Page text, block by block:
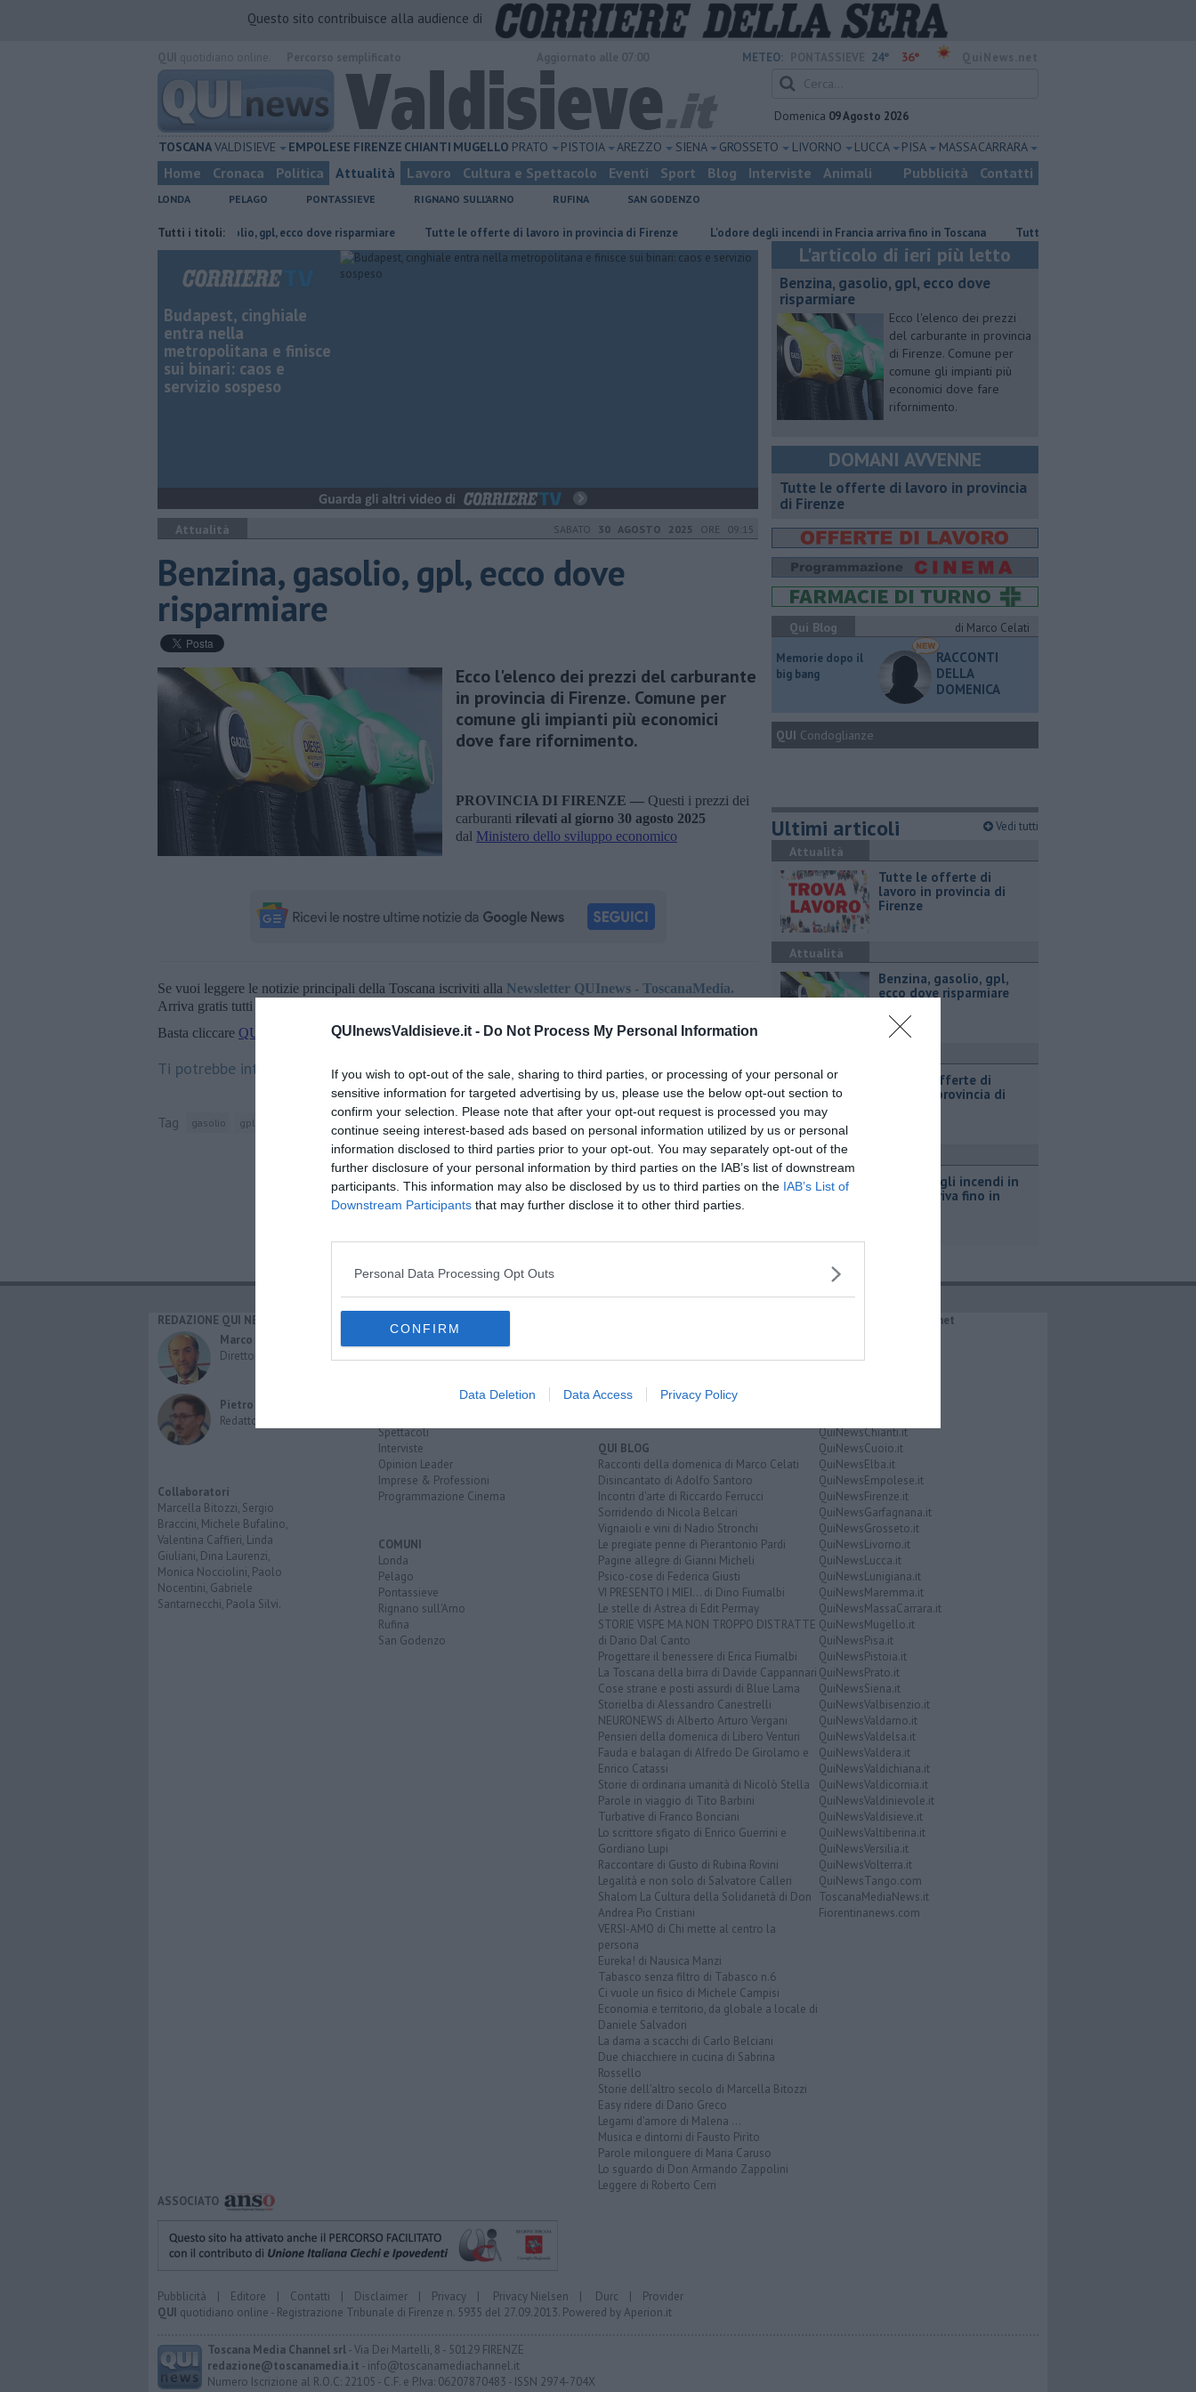
QUInewsValdisieve.it - Do Not Process My Personal Information
If you wish to opt-out of the sale, sharing to third parties, or processing of your personal or
sensitive information for targeted advertising by us, please use the below opt-out section to
confirm your selection. Please note that after your opt-out request is processed you may
continue seeing interest-based ads based on personal information utilized by us or personal
information disclosed to third parties prior to your opt-out. You may separately opt-out of the
further disclosure of your personal information by third parties on the IAB’s list of downstream
participants. This information may also be disclosed by us to third parties on the IAB’s List of
Downstream Participants that may further disclose it to other third parties.
Personal Data Processing Opt Outs
CONFIRM
Data Deletion Data Access Privacy Policy
Questo sito contribuisce alla audience di
METEO: 24° 36°
Domenica 09 Agosto 2026
TOSCANAVALDISIEVE EMPOLESE FIRENZE CHIANTI MUGELLO PRATO PISTOIA AREZZO SIENA GROSSETO LIVORNO LUCCA PISA MASSA CARRARA
Home Cronaca Politica Attualità Lavoro Cultura e Spettacolo Eventi Sport Blog Interviste Animali Pubblicità Contatti
LONDA PELAGO PONTASSIEVE RIGNANO SULL'ARNO RUFINA SAN GODENZO
Tutti i titoli:
​Benzina, gasolio, gpl, ecco dove risparmiare ​Tutte le offerte di lavoro in provincia di Firenze L'odore degli incendi in Francia arriva fino in Toscana ​Tutte le offerte di lavoro in provincia di
Budapest, cinghiale
entra nella
metropolitana e finisce
sui binari: caos e
servizio sospeso
Attualità SABATO 30 AGOSTO 2025 ORE 09:15
Benzina, gasolio, gpl, ecco dove
risparmiare
Ecco l'elenco dei prezzi del carburante
in provincia di Firenze. Comune per
comune gli impianti più economici
dove fare rifornimento.
PROVINCIA DI FIRENZE — Questi i prezzi dei
carburanti rilevati al giorno 30 agosto 2025
dal Ministero dello sviluppo economico
Se vuoi leggere le notizie principali della Toscana iscriviti alla Newsletter QUInews - ToscanaMedia.
Arriva gratis tutti i giorni alle 20:00 direttamente nella tua casella di posta.
Basta cliccare QUI
Ti potrebbe interessare anche:
Tag gasolio gpl città metropolitana di firenze ministero dello sviluppo economico
L'articolo di ieri più letto
​Benzina, gasolio, gpl, ecco dove
risparmiare
Ecco l'elenco dei prezzi
del carburante in provincia
di Firenze. Comune per
comune gli impianti più
economici dove fare
rifornimento.
DOMANI AVVENNE
​Tutte le offerte di lavoro in provincia
di Firenze
Qui Blog
di Marco Celati
Memorie dopo il
big bang
RACCONTI
DELLA
DOMENICA
QUI Condoglianze
Ultimi articoli Vedi tutti
Attualità
​Tutte le offerte di
lavoro in provincia di
Firenze
Attualità
​Benzina, gasolio, gpl,
ecco dove risparmiare
​Tutte le offerte di
lavoro in provincia di
Attualità
L'odore degli incendi in
Francia arriva fino in
REDAZIONE QUI NEWS
Marco Migli
Direttore Responsabile
Pietro Mattonai
Redattore
Collaboratori
Marcella Bitozzi, Sergio
Braccini, Michele Bufalino,
Valentina Caffieri, Linda
Giuliani, Dina Laurenzi,
Monica Nocciolini, Paolo
Nocentini, Gabriele
Santarnecchi, Paola Silvi.
Cronaca
Politica
Spettacoli
Interviste
Opinion Leader
Imprese & Professioni
Programmazione Cinema
COMUNI
Londa
Pelago
Pontassieve
Rignano sull'Arno
Rufina
San Godenzo
Archivio Notizie
Persone
QUI BLOG
Racconti della domenica di Marco Celati
Disincantato di Adolfo Santoro
Incontri d'arte di Riccardo Ferrucci
Sorridendo di Nicola Belcari
Vignaioli e vini di Nadio Stronchi
Le pregiate penne di Pierantonio Pardi
Pagine allegre di Gianni Micheli
Psico-cose di Federica Giusti
VI PRESENTO I MIEI... di Dino Fiumalbi
Le stelle di Astrea di Edit Permay
STORIE VISPE MA NON TROPPO DISTRATTE
di Dario Dal Canto
Progettare il benessere di Erica Fiumalbi
La Toscana della birra di Davide Cappannari
Cose strane e posti assurdi di Blue Lama
Storielba di Alessandro Canestrelli
NEURONEWS di Alberto Arturo Vergani
Pensieri della domenica di Libero Venturi
Fauda e balagan di Alfredo De Girolamo e
Enrico Catassi
Storie di ordinaria umanità di Nicolò Stella
Parole in viaggio di Tito Barbini
Turbative di Franco Bonciani
Lo scrittore sfigato di Enrico Guerrini e
Gordiano Lupi
Raccontare di Gusto di Rubina Rovini
Legalità e non solo di Salvatore Calleri
Shalom La Cultura della Solidarietà di Don
Andrea Pio Cristiani
VERSI-AMO di Chi mette al centro la
persona
Eureka! di Nausica Manzi
Tabasco senza filtro di Tabasco n.6
Ci vuole un fisico di Michele Campisi
Economia e territorio, da globale a locale di
Daniele Salvadori
La dama a scacchi di Carlo Belciani
Due chiacchiere in cucina di Sabrina
Rossello
Storie dell'altro secolo di Marcella Bitozzi
Easy ridere di Dario Greco
Legami d'amore di Malena ...
Musica e dintorni di Fausto Pirìto
Parole milonguere di Maria Caruso
Lo sguardo di Don Armando Zappolini
Leggere di Roberto Cerri
IL NETWORK QuiNews.net
QuiNewsChianti.it
QuiNewsCuoio.it
QuiNewsElba.it
QuiNewsEmpolese.it
QuiNewsFirenze.it
QuiNewsGarfagnana.it
QuiNewsGrosseto.it
QuiNewsLivorno.it
QuiNewsLucca.it
QuiNewsLunigiana.it
QuiNewsMaremma.it
QuiNewsMassaCarrara.it
QuiNewsMugello.it
QuiNewsPisa.it
QuiNewsPistoia.it
QuiNewsPrato.it
QuiNewsSiena.it
QuiNewsValbisenzio.it
QuiNewsValdarno.it
QuiNewsValdelsa.it
QuiNewsValdera.it
QuiNewsValdichiana.it
QuiNewsValdicornia.it
QuiNewsValdinievole.it
QuiNewsValdisieve.it
QuiNewsValtiberina.it
QuiNewsVersilia.it
QuiNewsVolterra.it
QuiNewsTango.com
ToscanaMediaNews.it
Fiorentinanews.com
ASSOCIATO
Pubblicità | Editore | Contatti | Disclaimer | Privacy | Privacy Nielsen | Durc | Provider
QUI quotidiano online - Registrazione Tribunale di Firenze n. 5935 del 27.09.2013. Powered byAperion.it
Toscana Media Channel srl- Via Dei Martelli, 8 - 50129 FIRENZE
redazione@toscanamedia.it - info@toscanamediachannel.it
Numero Iscrizione al R.O.C: 22105 - C.F. e P.Iva: 06207870483 - ISSN 2974-704X